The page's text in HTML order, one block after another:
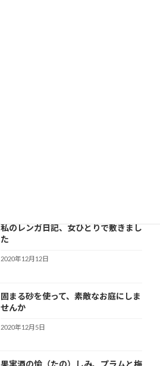
私のレンガ日記、女ひとりで敷きまし
た
2020年12月12日
固まる砂を使って、素敵なお庭にしま
せんか
2020年12月5日